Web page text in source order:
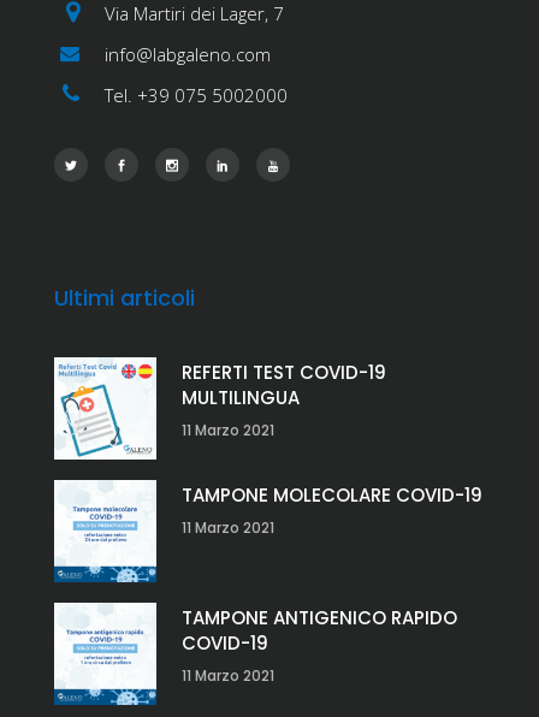
Via Martiri dei Lager, 7
info@labgaleno.com
Tel. +39 075 5002000
Ultimi articoli
REFERTI TEST COVID-19
MULTILINGUA
11 Marzo 2021
TAMPONE MOLECOLARE COVID-19
11 Marzo 2021
TAMPONE ANTIGENICO RAPIDO
COVID-19
11 Marzo 2021